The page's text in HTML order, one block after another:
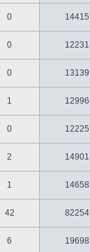
0 14415
0 12231
0 13139
1 12996
0 12225
2 14901
1 14658
42 82254
6 19698